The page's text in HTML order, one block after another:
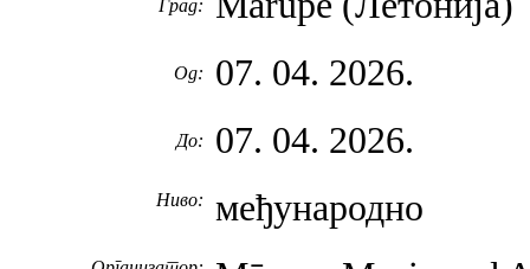
Град:
Од: 07. 04. 2026.
До: 07. 04. 2026.
Ниво: међународно